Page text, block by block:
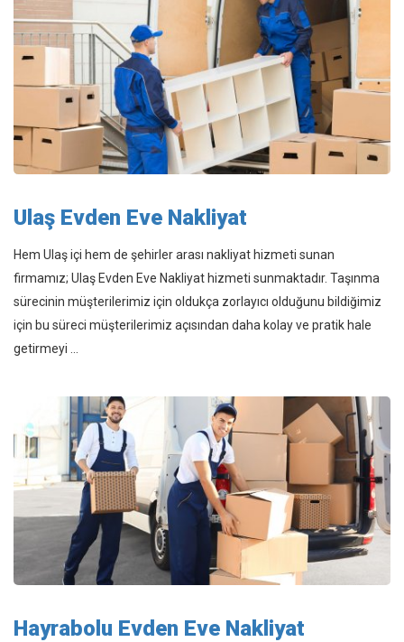
Ulaş Evden Eve Nakliyat
Hem Ulaş içi hem de şehirler arası nakliyat hizmeti sunan
firmamız; Ulaş Evden Eve Nakliyat hizmeti sunmaktadır. Taşınma
sürecinin müşterilerimiz için oldukça zorlayıcı olduğunu bildiğimiz
için bu süreci müşterilerimiz açısından daha kolay ve pratik hale
getirmeyi ...
Hayrabolu Evden Eve Nakliyat